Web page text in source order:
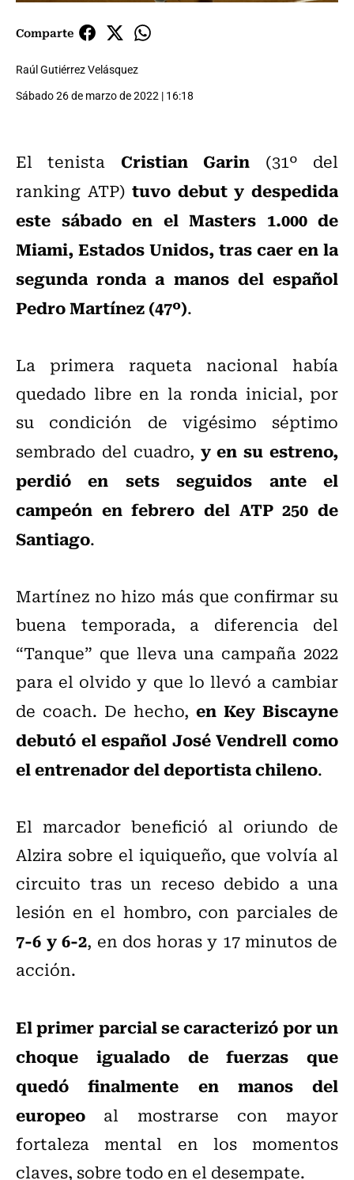
Comparte
Raúl Gutiérrez Velásquez
Sábado 26 de marzo de 2022 | 16:18
El tenista Cristian Garin (31º del
ranking ATP)tuvo debut y despedida
este sábado en el Masters 1.000 de
Miami, Estados Unidos, tras caer en la
segunda ronda a manos del español
Pedro Martínez (47º).
La primera raqueta nacional había
quedado libre en la ronda inicial, por
su condición de vigésimo séptimo
sembrado del cuadro, y en su estreno,
perdió en sets seguidos ante el
campeón en febrero del ATP 250 de
Santiago.
Martínez no hizo más que confirmar su
buena temporada, a diferencia del
“Tanque” que lleva una campaña 2022
para el olvido y que lo llevó a cambiar
de coach. De hecho, en Key Biscayne
debutó el español José Vendrell como
el entrenador del deportista chileno.
El marcador benefició al oriundo de
Alzira sobre el iquiqueño, que volvía al
circuito tras un receso debido a una
lesión en el hombro, con parciales de
7-6 y 6-2, en dos horas y 17 minutos de
acción.
El primer parcial se caracterizó por un
choque igualado de fuerzas que
quedó finalmente en manos del
europeo al mostrarse con mayor
fortaleza mental en los momentos
claves, sobre todo en el desempate.